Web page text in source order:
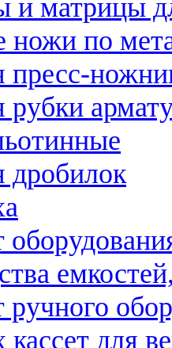
и матрицы
ножи по
пресс-
кассет для